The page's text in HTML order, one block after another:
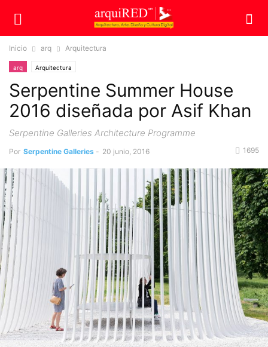
Inicio arq Arquitectura
arq Arquitectura
Serpentine Summer House
2016 diseñada por Asif Khan
Serpentine Galleries Architecture Programme
Por Serpentine Galleries - 20 junio, 2016 1695